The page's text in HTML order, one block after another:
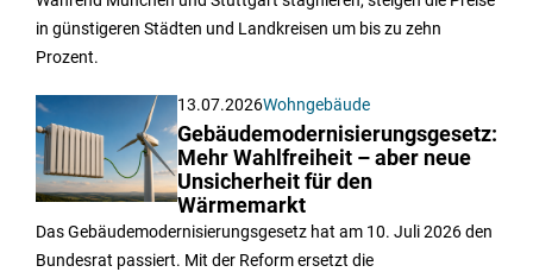
in günstigeren Städten und Landkreisen um bis zu zehn
Prozent.
13.07.2026Wohngebäude
Gebäudemodernisierungsgesetz:
Mehr Wahlfreiheit – aber neue
Unsicherheit für den
Wärmemarkt
Das Gebäudemodernisierungsgesetz hat am 10. Juli 2026 den
Bundesrat passiert. Mit der Reform ersetzt die